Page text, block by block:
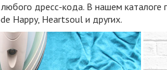
дресс-кода. В нашем
Happy, Heartsoul и других.